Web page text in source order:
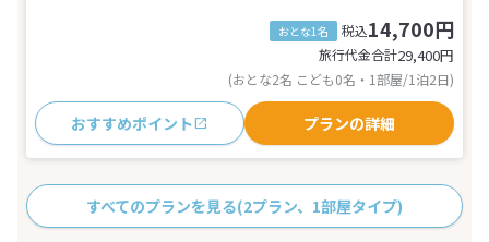
おとな1名 税込14,700円
旅行代金合計29,400円
(おとな2名 こども0名・1部屋/1泊2日)
おすすめポイント プランの詳細
すべてのプランを見る(2プラン、1部屋タイプ)